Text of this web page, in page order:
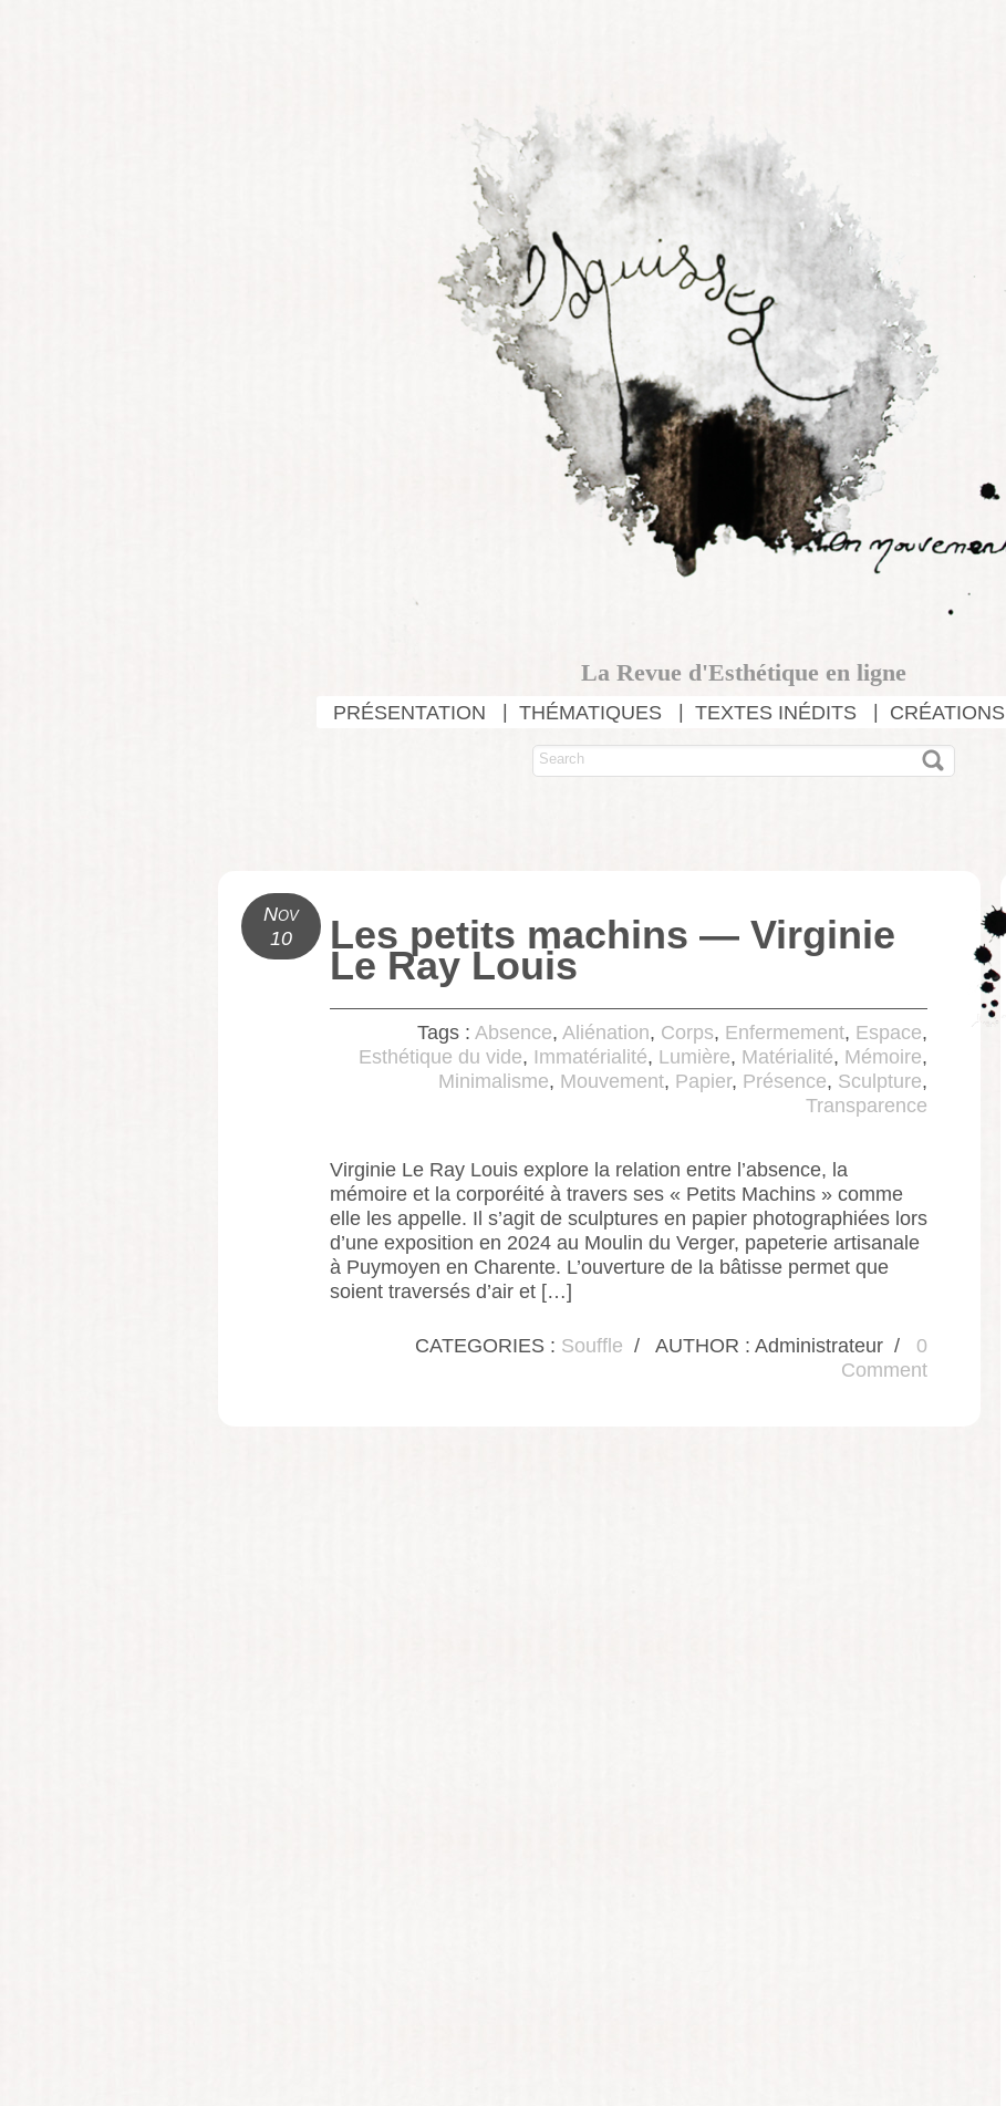
La Revue d'Esthétique en ligne
PRÉSENTATION THÉMATIQUES TEXTES INÉDITS CRÉATIONS
Nov
10
Les petits machins — Virginie
Le Ray Louis
Tags : Absence, Aliénation, Corps, Enfermement, Espace,
Esthétique du vide, Immatérialité, Lumière, Matérialité, Mémoire,
Minimalisme, Mouvement, Papier, Présence, Sculpture,
Transparence
Virginie Le Ray Louis explore la relation entre l’absence, la
mémoire et la corporéité à travers ses « Petits Machins » comme
elle les appelle. Il s’agit de sculptures en papier photographiées lors
d’une exposition en 2024 au Moulin du Verger, papeterie artisanale
à Puymoyen en Charente. L’ouverture de la bâtisse permet que
soient traversés d’air et […]
CATEGORIES : Souffle / AUTHOR : Administrateur /
0
Comment